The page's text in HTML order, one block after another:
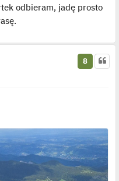
odbieram, jadę prosto
8